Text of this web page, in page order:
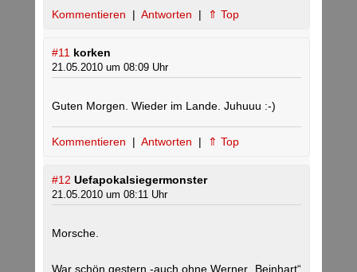
Kommentieren | Antworten | ⇑ Top
#11 korken
21.05.2010 um 08:09 Uhr
Guten Morgen. Wieder im Lande. Juhuuu :-)
Kommentieren | Antworten | ⇑ Top
#12 Uefapokalsiegermonster
21.05.2010 um 08:11 Uhr
Morsche.
War schön gestern -auch ohne Werner „Beinhart“